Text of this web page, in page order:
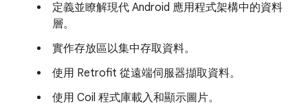
定義並瞭解現代 Android 應用程式架構中的資料
層。
實作存放區以集中存取資料。
使用 Retrofit 從遠端伺服器擷取資料。
使用 Coil 程式庫載入和顯示圖片。